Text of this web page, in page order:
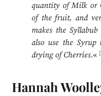
quantity of Milk or
of the fruit, and
makes the
also use the
drying of Cherries.«
Hannah